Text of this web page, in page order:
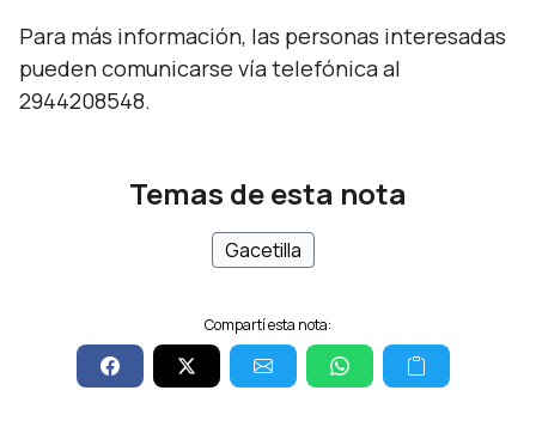
Para más información, las personas interesadas
pueden comunicarse vía telefónica al
2944208548.
Temas de esta nota
Gacetilla
Compartí esta nota: